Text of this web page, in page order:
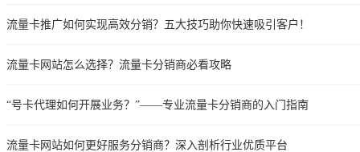
流量卡推广如何实现高效分销？五大技巧助你快速吸引客户！
流量卡网站怎么选择？流量卡分销商必看攻略
“号卡代理如何开展业务？”——专业流量卡分销商的入门指南
流量卡网站如何更好服务分销商？深入剖析行业优质平台